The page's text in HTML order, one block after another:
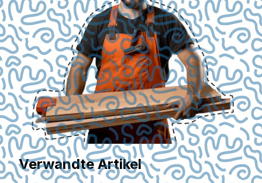
Verwandte Artikel